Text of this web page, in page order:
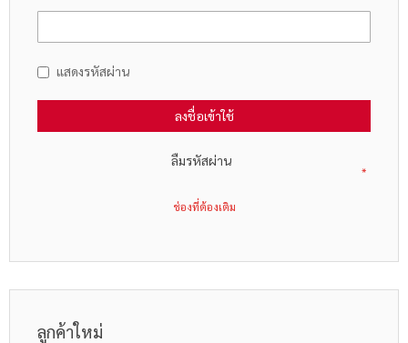
แสดงรหัสผ่าน
ลงชื่อเข้าใช้
ลืมรหัสผ่าน
ลูกค้าใหม่